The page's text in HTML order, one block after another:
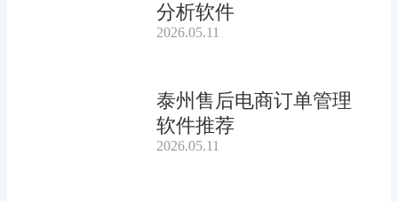
分析软件
2026.05.11
泰州售后电商订单管理
软件推荐
2026.05.11